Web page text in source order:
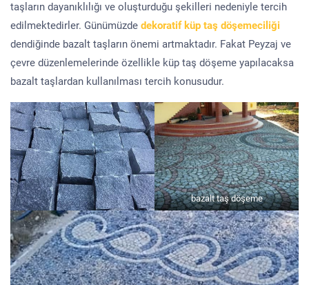
taşların dayanıklılığı ve oluşturduğu şekilleri nedeniyle tercih
edilmektedirler. Günümüzde dekoratif küp taş döşemeciliği
dendiğinde bazalt taşların önemi artmaktadır. Fakat Peyzaj ve
çevre düzenlemelerinde özellikle küp taş döşeme yapılacaksa
bazalt taşlardan kullanılması tercih konusudur.
bazalt taş döşeme